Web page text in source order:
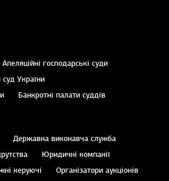
Апеляційні господарські суди
України
Банкротні палати суддів
Державна виконавча служба
Юридичні компанії
керуючі
Організатори аукціонів